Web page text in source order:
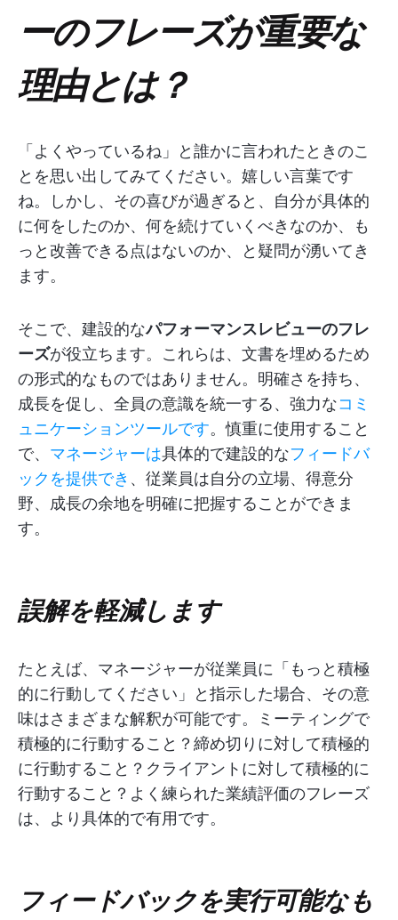
ーのフレーズが重要な
理由とは？
「よくやっているね」と誰かに言われたときのこ
とを思い出してみてください。嬉しい言葉です
ね。しかし、その喜びが過ぎると、自分が具体的
に何をしたのか、何を続けていくべきなのか、も
っと改善できる点はないのか、と疑問が湧いてき
ます。
そこで、建設的なパフォーマンスレビューのフレ
ーズが役立ちます。これらは、文書を埋めるため
の形式的なものではありません。明確さを持ち、
成長を促し、全員の意識を統一する、強力なコミ
ュニケーションツールです。慎重に使用すること
で、 マネージャーは具体的で建設的なフィードバ
ックを提供でき 、従業員は自分の立場、得意分
野、成長の余地を明確に把握することができま
す。
誤解を軽減します
たとえば、マネージャーが従業員に「もっと積極
的に行動してください」と指示した場合、その意
味はさまざまな解釈が可能です。ミーティングで
積極的に行動すること？締め切りに対して積極的
に行動すること？クライアントに対して積極的に
行動すること？よく練られた業績評価のフレーズ
は、より具体的で有用です。
フィードバックを実行可能なも